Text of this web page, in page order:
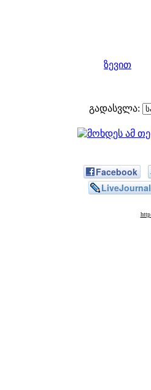
ზევით
გადასვლა:
Facebook
LiveJournal